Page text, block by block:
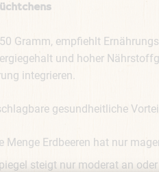
Gramm, empfiehlt
und hoher
integrieren.
gesundheitliche
Erdbeeren hat nur
steigt nur moderat an